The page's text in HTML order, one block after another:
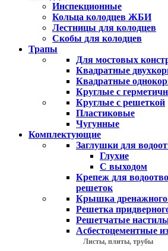
Инспекционные
Кольца колодцев ЖБИ
Лестницы для колодцев
Скобы для колодцев
Трапы
Для мостовых
Квадратные
Квадратные
Круглые с
Круглые с решеткой
Пластиковые
Чугунные
Комплектующие
Заглушки для
Глухие
С выходом
Крепеж для
решеток
Крышка дренажного
Решетка
Решетчатые
Асбестоцементные
Листы, плиты, трубы